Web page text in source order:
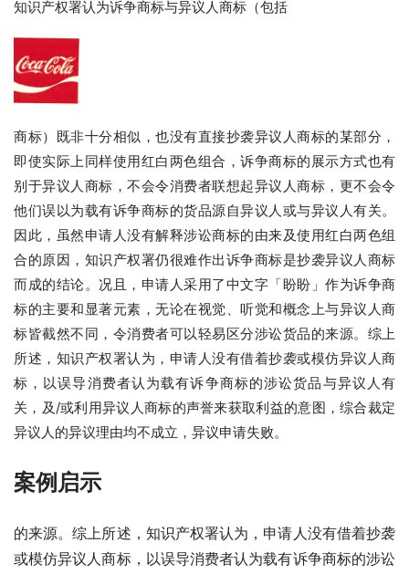
知识产权署认为诉争商标与异议人商标（包括
商标）既非十分相似，也没有直接抄袭异议人商标的某部分，
即使实际上同样使用红白两色组合，诉争商标的展示方式也有
别于异议人商标，不会令消费者联想起异议人商标，更不会令
他们误以为载有诉争商标的货品源自异议人或与异议人有关。
因此，虽然申请人没有解释涉讼商标的由来及使用红白两色组
合的原因，知识产权署仍很难作出诉争商标是抄袭异议人商标
而成的结论。况且，申请人采用了中文字「盼盼」作为诉争商
标的主要和显著元素，无论在视觉、听觉和概念上与异议人商
标皆截然不同，令消费者可以轻易区分涉讼货品的来源。综上
所述，知识产权署认为，申请人没有借着抄袭或模仿异议人商
标，以误导消费者认为载有诉争商标的涉讼货品与异议人有
关，及/或利用异议人商标的声誉来获取利益的意图，综合裁定
异议人的异议理由均不成立，异议申请失败。
案例启示
的来源。综上所述，知识产权署认为，申请人没有借着抄袭
或模仿异议人商标，以误导消费者认为载有诉争商标的涉讼